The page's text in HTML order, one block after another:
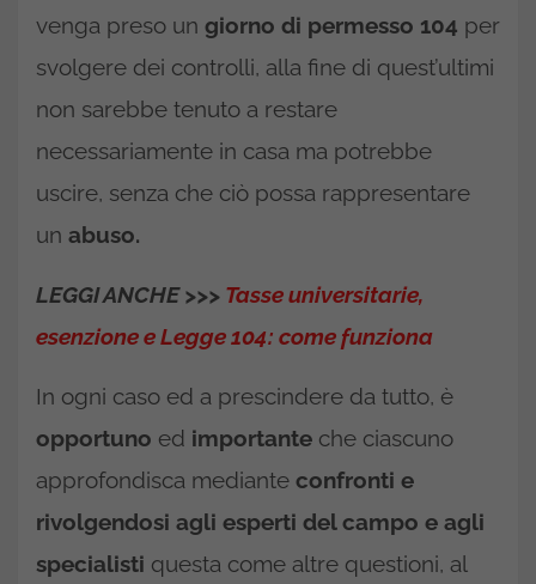
venga preso un giorno di permesso 104 per
svolgere dei controlli, alla fine di quest’ultimi
non sarebbe tenuto a restare
necessariamente in casa ma potrebbe
uscire, senza che ciò possa rappresentare
un abuso.
LEGGI ANCHE >>> Tasse universitarie,
esenzione e Legge 104: come funziona
In ogni caso ed a prescindere da tutto, è
opportuno ed importante che ciascuno
approfondisca mediante confronti e
rivolgendosi agli esperti del campo e agli
specialisti questa come altre questioni, al